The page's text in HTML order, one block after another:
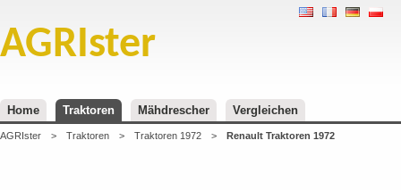
AGRIster
Home Traktoren Mähdrescher Vergleichen
AGRIster > Traktoren > Traktoren 1972 > Renault Traktoren 1972